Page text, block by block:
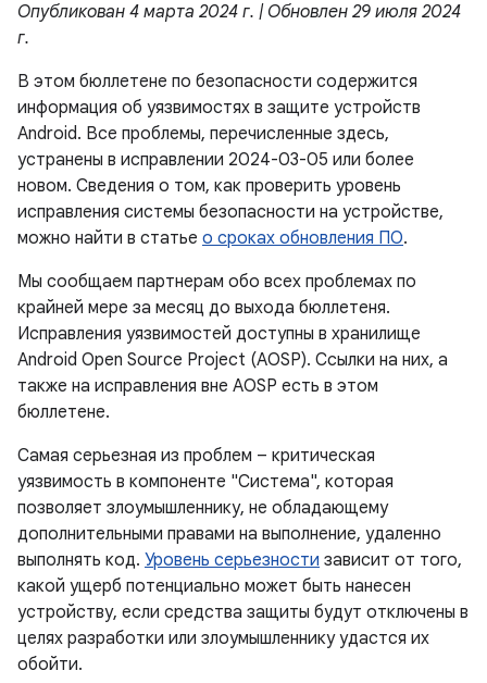
Опубликован 4 марта 2024 г. | Обновлен 29 июля 2024
г.
В этом бюллетене по безопасности содержится
информация об уязвимостях в защите устройств
Android. Все проблемы, перечисленные здесь,
устранены в исправлении 2024-03-05 или более
новом. Сведения о том, как проверить уровень
исправления системы безопасности на устройстве,
можно найти в статье о сроках обновления ПО.
Мы сообщаем партнерам обо всех проблемах по
крайней мере за месяц до выхода бюллетеня.
Исправления уязвимостей доступны в хранилище
Android Open Source Project (AOSP). Ссылки на них, а
также на исправления вне AOSP есть в этом
бюллетене.
Самая серьезная из проблем – критическая
уязвимость в компоненте "Система", которая
позволяет злоумышленнику, не обладающему
дополнительными правами на выполнение, удаленно
выполнять код. Уровень серьезности зависит от того,
какой ущерб потенциально может быть нанесен
устройству, если средства защиты будут отключены в
целях разработки или злоумышленнику удастся их
обойти.